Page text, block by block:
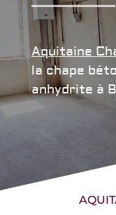
Aquitaine
la chape
anhydrite à